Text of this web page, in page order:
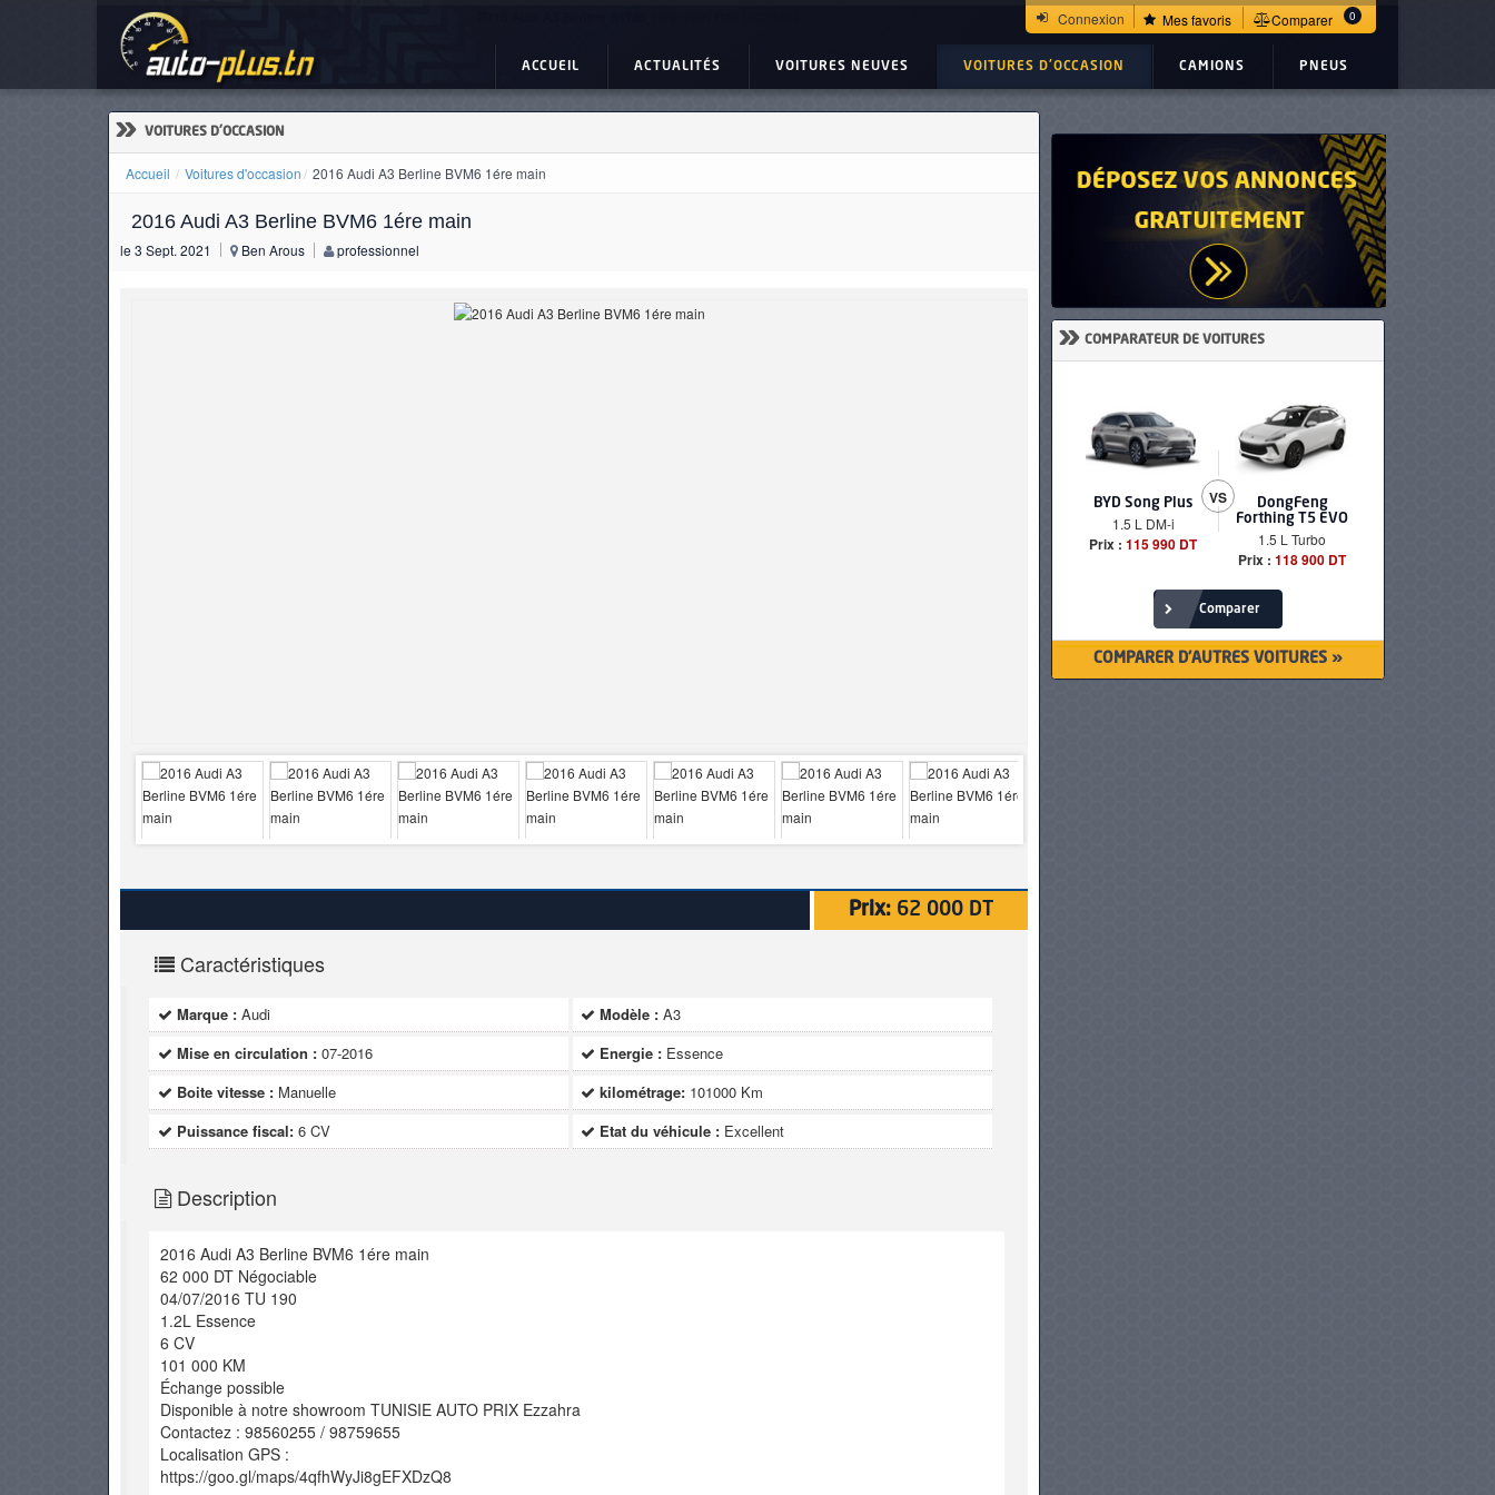
Connexion Mes favoris Comparer 0
ACCUEIL ACTUALITÉS VOITURES NEUVES VOITURES D'OCCASION CAMIONS PNEUS
» VOITURES D'OCCASION
Accueil Voitures d'occasion 2016 Audi A3 Berline BVM6 1ére main
2016 Audi A3 Berline BVM6 1ére main
le 3 Sept. 2021 Ben Arous professionnel
Prix: 62 000 DT
Caractéristiques
Marque : Audi Modèle : A3
Mise en circulation : 07-2016 Energie : Essence
Boite vitesse : Manuelle kilométrage: 101000 Km
Puissance fiscal: 6 CV Etat du véhicule : Excellent
Description
2016 Audi A3 Berline BVM6 1ére main
62 000 DT Négociable
04/07/2016 TU 190
1.2L Essence
6 CV
101 000 KM
Échange possible
Disponible à notre showroom TUNISIE AUTO PRIX Ezzahra
Contactez : 98560255 / 98759655
Localisation GPS :
https://goo.gl/maps/4qfhWyJi8gEFXDzQ8
» COMPARATEUR DE VOITURES
BYD Song Plus
1.5 L DM-i
Prix : 115 990 DT
VS
DongFeng
Forthing T5 EVO
1.5 L Turbo
Prix : 118 900 DT
Comparer
COMPARER D'AUTRES VOITURES »
ACTUALITÉS